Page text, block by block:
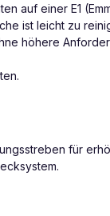
auf einer E1
ist leicht zu
höhere
für